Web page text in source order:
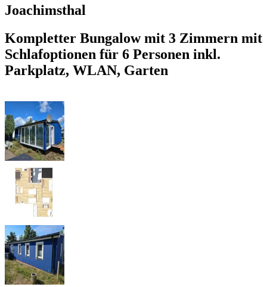
Joachimsthal
Kompletter Bungalow mit 3 Zimmern mit
Schlafoptionen für 6 Personen inkl.
Parkplatz, WLAN, Garten